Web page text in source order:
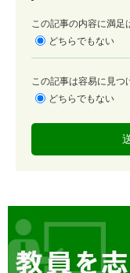
満
足
この記事の内容に満
どちらでもない
容
易
この記事は容易に見
どちらでもない